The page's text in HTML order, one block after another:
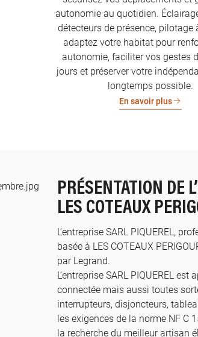
autonomie au quotidien.
détecteurs de présence, pilotage
adaptez votre habitat pour
autonomie, faciliter vos gestes
jours et préserver votre
longtemps possible.
En savoir plus
PRÉSENTATION DE
LES COTEAUX
L’entreprise SARL PIQUEREL,
basée à LES COTEAUX
par Legrand.​
L’entreprise SARL PIQUEREL
connectée mais aussi toutes
interrupteurs, disjoncteurs,
les exigences de la norme NF C
la recherche du meilleur artisan